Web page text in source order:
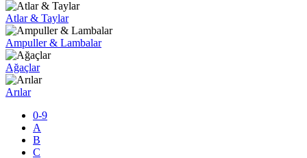
Atlar & Taylar
Ampuller & Lambalar
Ağaçlar
Arılar
0-9
A
B
C